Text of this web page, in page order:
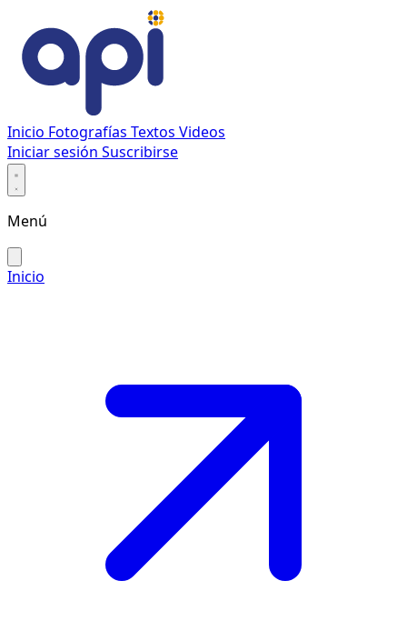
Inicio Fotografías Textos Videos
Iniciar sesión Suscribirse
Menú
Inicio